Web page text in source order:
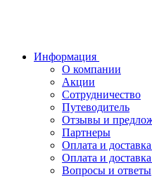
Информация
О компании
Акции
Сотрудничество
Путеводитель
Отзывы и
Партнеры
Оплата и
Оплата и
Вопросы и ответы